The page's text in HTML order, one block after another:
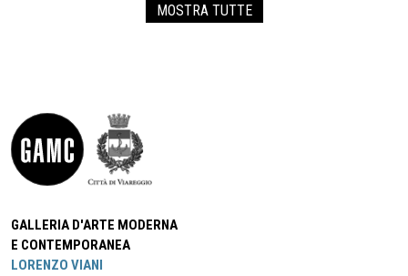
MOSTRA TUTTE
GALLERIA D'ARTE MODERNA
E CONTEMPORANEA
LORENZO VIANI